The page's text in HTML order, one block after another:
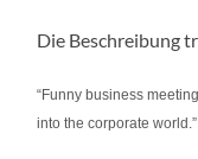
Die Beschreibung
“Funny business
into the corporate world.”